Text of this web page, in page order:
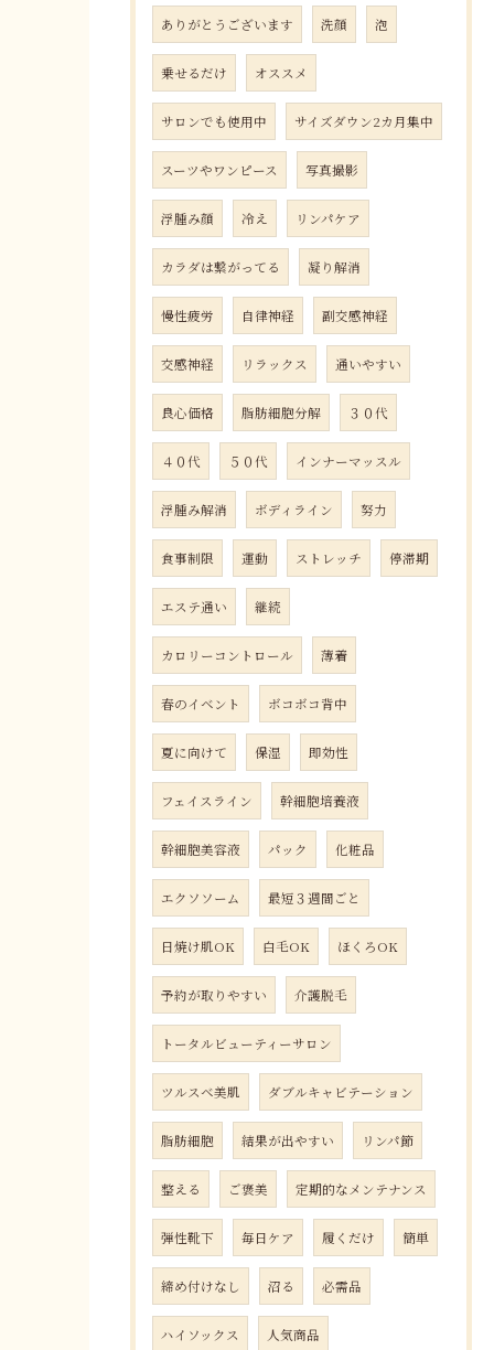
ありがとうございます 洗顔 泡
乗せるだけ オススメ
サロンでも使用中 サイズダウン2カ月集中
スーツやワンピース 写真撮影
浮腫み顔 冷え リンパケア
カラダは繋がってる 凝り解消
慢性疲労 自律神経 副交感神経
交感神経 リラックス 通いやすい
良心価格 脂肪細胞分解 ３０代
４０代 ５０代 インナーマッスル
浮腫み解消 ボディライン 努力
食事制限 運動 ストレッチ 停滞期
エステ通い 継続
カロリーコントロール 薄着
春のイベント ボコボコ背中
夏に向けて 保湿 即効性
フェイスライン 幹細胞培養液
幹細胞美容液 パック 化粧品
エクソソーム 最短３週間ごと
日焼け肌OK 白毛OK ほくろOK
予約が取りやすい 介護脱毛
トータルビューティーサロン
ツルスベ美肌 ダブルキャビテーション
脂肪細胞 結果が出やすい リンパ節
整える ご褒美 定期的なメンテナンス
弾性靴下 毎日ケア 履くだけ 簡単
締め付けなし 沼る 必需品
ハイソックス 人気商品